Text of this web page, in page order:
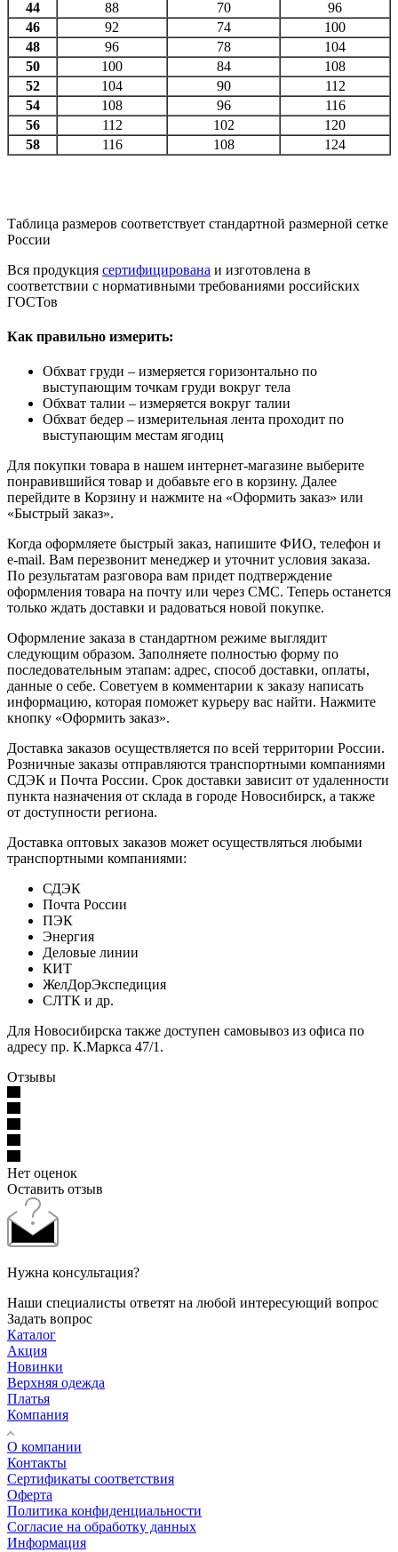
44 88 70
96
46
92 74
100
48
96 78
104
50
100 84
108
52
104 90
112
54
108 96
116
56
112 102
120
58
116 108 124
Таблица размеров соответствует стандартной размерной сетке
России
Вся продукция сертифицирована и изготовлена в
соответствии с нормативными требованиями российских
ГОСТов
Как правильно измерить:
Обхват груди – измеряется горизонтально по
выступающим точкам груди вокруг тела
Обхват талии – измеряется вокруг талии
Обхват бедер – измерительная лента проходит по
выступающим местам ягодиц
Для покупки товара в нашем интернет-магазине выберите
понравившийся товар и добавьте его в корзину. Далее
перейдите в Корзину и нажмите на «Оформить заказ» или
«Быстрый заказ».
Когда оформляете быстрый заказ, напишите ФИО, телефон и
e-mail. Вам перезвонит менеджер и уточнит условия заказа.
По результатам разговора вам придет подтверждение
оформления товара на почту или через СМС. Теперь останется
только ждать доставки и радоваться новой покупке.
Оформление заказа в стандартном режиме выглядит
следующим образом. Заполняете полностью форму по
последовательным этапам: адрес, способ доставки, оплаты,
данные о себе. Советуем в комментарии к заказу написать
информацию, которая поможет курьеру вас найти. Нажмите
кнопку «Оформить заказ».
Доставка заказов осуществляется по всей территории России.
Розничные заказы отправляются транспортными компаниями
СДЭК и Почта России. Срок доставки зависит от удаленности
пункта назначения от склада в городе Новосибирск, а также
от доступности региона.
Доставка оптовых заказов может осуществляться любыми
транспортными компаниями:
СДЭК
Почта России
ПЭК
Энергия
Деловые линии
КИТ
ЖелДорЭкспедиция
СЛТК и др.
Для Новосибирска также доступен самовывоз из офиса по
адресу пр. К.Маркса 47/1.
Отзывы
Нет оценок
Оставить отзыв
Нужна консультация?
Наши специалисты ответят на любой интересующий вопрос
Задать вопрос
Каталог
Акция
Новинки
Верхняя одежда
Платья
Компания
О компании
Контакты
Сертификаты соответствия
Оферта
Политика конфиденциальности
Согласие на обработку данных
Информация